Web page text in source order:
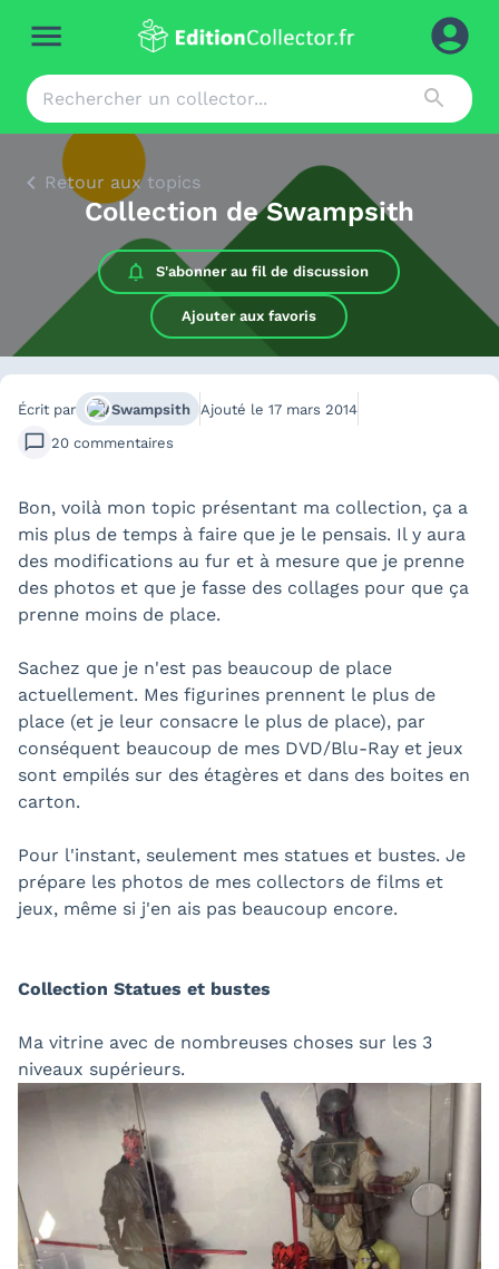
Retour aux topics
Collection de Swampsith
S'abonner au fil de discussion
Ajouter aux favoris
Écrit par Swampsith Ajouté le 17 mars 2014
20 commentaires
Bon, voilà mon topic présentant ma collection, ça a
mis plus de temps à faire que je le pensais. Il y aura
des modifications au fur et à mesure que je prenne
des photos et que je fasse des collages pour que ça
prenne moins de place.
Sachez que je n'est pas beaucoup de place
actuellement. Mes figurines prennent le plus de
place (et je leur consacre le plus de place), par
conséquent beaucoup de mes DVD/Blu-Ray et jeux
sont empilés sur des étagères et dans des boites en
carton.
Pour l'instant, seulement mes statues et bustes. Je
prépare les photos de mes collectors de films et
jeux, même si j'en ais pas beaucoup encore.
Collection Statues et bustes
Ma vitrine avec de nombreuses choses sur les 3
niveaux supérieurs.